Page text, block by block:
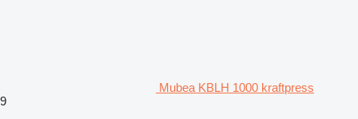
Mubea KBLH 1000 kraftpress
9